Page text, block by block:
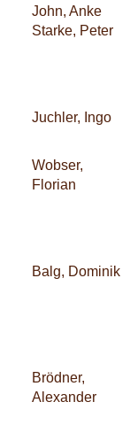
John, Anke
Starke, Peter
Juchler, Ingo
Wobser,
Florian
Balg, Dominik
Brödner,
Alexander